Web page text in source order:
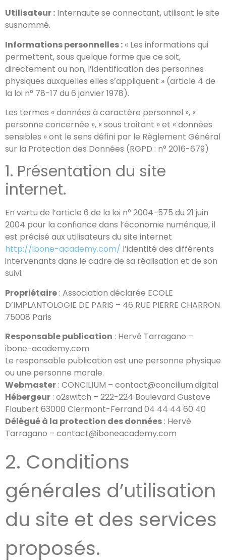
Utilisateur : Internaute se connectant, utilisant le site
susnommé.
Informations personnelles : « Les informations qui
permettent, sous quelque forme que ce soit,
directement ou non, l’identification des personnes
physiques auxquelles elles s’appliquent » (article 4 de
la loi n° 78-17 du 6 janvier 1978).
Les termes « données à caractère personnel », «
personne concernée », « sous traitant » et « données
sensibles » ont le sens défini par le Règlement Général
sur la Protection des Données (RGPD : n° 2016-679)
1. Présentation du site
internet.
En vertu de l’article 6 de la loi n° 2004-575 du 21 juin
2004 pour la confiance dans l’économie numérique, il
est précisé aux utilisateurs du site internet
http://ibone-academy.com/ l’identité des différents
intervenants dans le cadre de sa réalisation et de son
suivi:
Propriétaire : Association déclarée ECOLE
D’IMPLANTOLOGIE DE PARIS – 46 RUE PIERRE CHARRON
75008 Paris
Responsable publication : Hervé Tarragano –
ibone-academy.com
Le responsable publication est une personne physique
ou une personne morale.
Webmaster : CONCILIUM – contact@concilium.digital
Hébergeur : o2switch – 222-224 Boulevard Gustave
Flaubert 63000 Clermont-Ferrand 04 44 44 60 40
Délégué à la protection des données : Hervé
Tarragano – contact@iboneacademy.com
2. Conditions
générales d’utilisation
du site et des services
proposés.